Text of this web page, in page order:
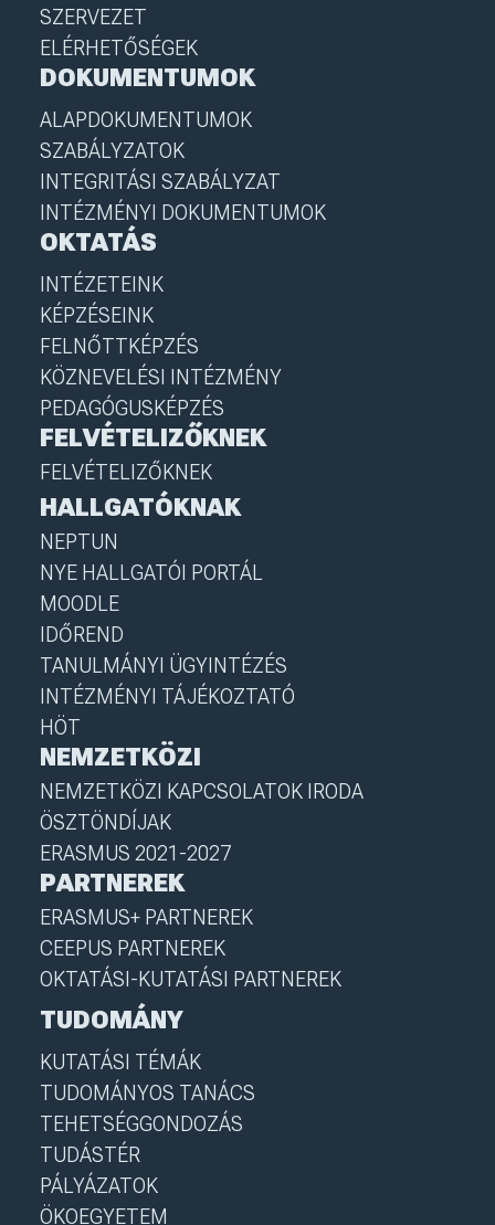
SZERVEZET
ELÉRHETŐSÉGEK
DOKUMENTUMOK
ALAPDOKUMENTUMOK
SZABÁLYZATOK
INTEGRITÁSI SZABÁLYZAT
INTÉZMÉNYI DOKUMENTUMOK
OKTATÁS
INTÉZETEINK
KÉPZÉSEINK
FELNŐTTKÉPZÉS
KÖZNEVELÉSI INTÉZMÉNY
PEDAGÓGUSKÉPZÉS
FELVÉTELIZŐKNEK
FELVÉTELIZŐKNEK
HALLGATÓKNAK
NEPTUN
NYE HALLGATÓI PORTÁL
MOODLE
IDŐREND
TANULMÁNYI ÜGYINTÉZÉS
INTÉZMÉNYI TÁJÉKOZTATÓ
HÖT
NEMZETKÖZI
NEMZETKÖZI KAPCSOLATOK IRODA
ÖSZTÖNDÍJAK
ERASMUS 2021-2027
PARTNEREK
ERASMUS+ PARTNEREK
CEEPUS PARTNEREK
OKTATÁSI-KUTATÁSI PARTNEREK
TUDOMÁNY
KUTATÁSI TÉMÁK
TUDOMÁNYOS TANÁCS
TEHETSÉGGONDOZÁS
TUDÁSTÉR
PÁLYÁZATOK
ÖKOEGYETEM